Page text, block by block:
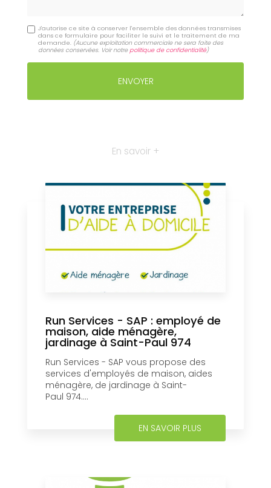
J'autorise ce site à conserver l'ensemble des données transmises
dans ce formulaire pour faciliter le suivi et le traitement de ma
demande. (Aucune exploitation commerciale ne sera faite des
données conservées. Voir notrepolitique de confidentialité)
En savoir +
Run Services - SAP : employé de
maison, aide ménagère,
jardinage à Saint-Paul 974
Run Services - SAP vous propose des
services d'employés de maison, aides
ménagère, de jardinage à Saint-
Paul 974....
EN SAVOIR PLUS